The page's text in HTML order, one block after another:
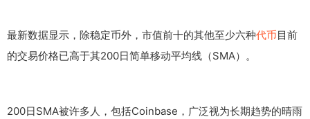
最新数据显示，除稳定币外，市值前十的其他至少六种代币目前
的交易价格已高于其200日简单移动平均线（SMA）。
200日SMA被许多人，包括Coinbase，广泛视为长期趋势的晴雨